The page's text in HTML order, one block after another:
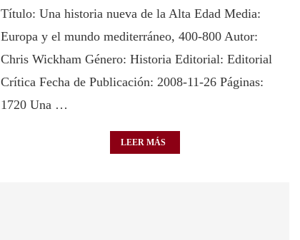
Título: Una historia nueva de la Alta Edad Media:
Europa y el mundo mediterráneo, 400-800 Autor:
Chris Wickham Género: Historia Editorial: Editorial
Crítica Fecha de Publicación: 2008-11-26 Páginas:
1720 Una …
LEER MÁS